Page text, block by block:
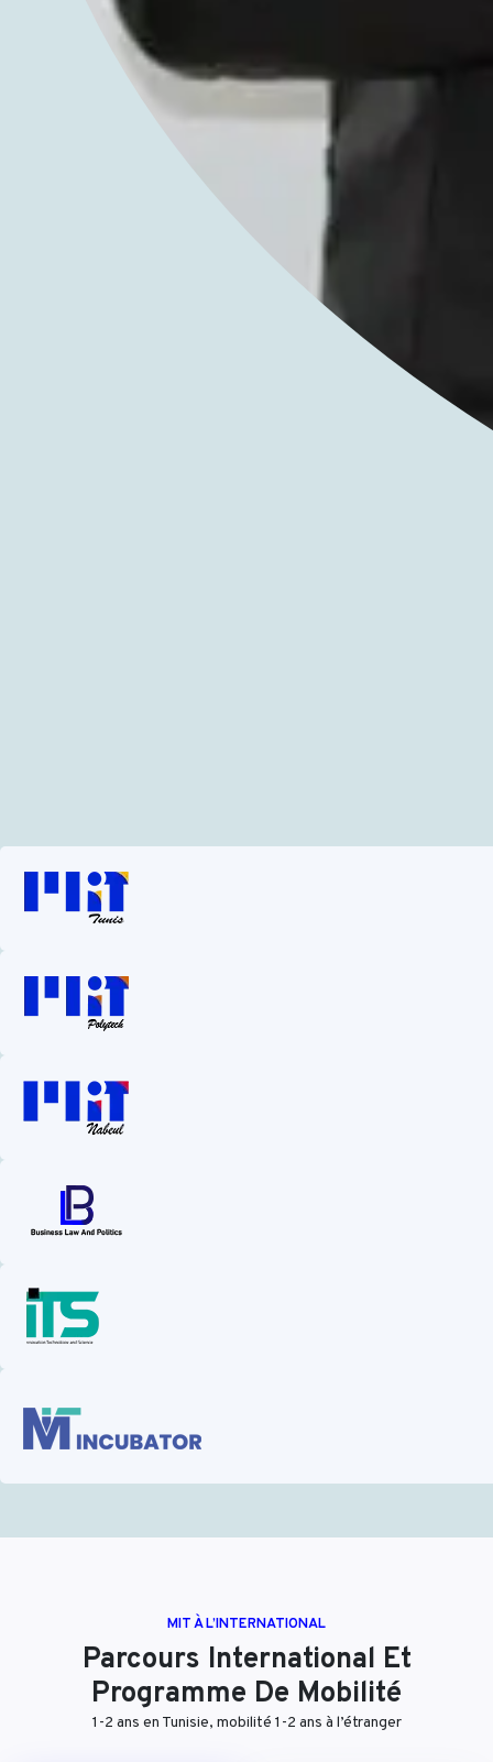
MIT À L’INTERNATIONAL
Parcours International Et
Programme De Mobilité
1-2 ans en Tunisie, mobilité 1-2 ans à l’étranger